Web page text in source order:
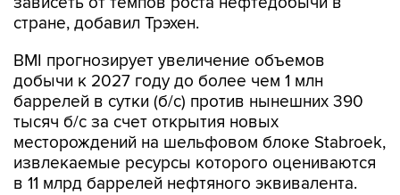
стране, добавил Трэхен.
BMI прогнозирует увеличение объемов
добычи к 2027 году до более чем 1 млн
баррелей в сутки (б/с) против нынешних 390
тысяч б/с за счет открытия новых
месторождений на шельфовом блоке Stabroek,
извлекаемые ресурсы которого оцениваются
в 11 млрд баррелей нефтяного эквивалента.